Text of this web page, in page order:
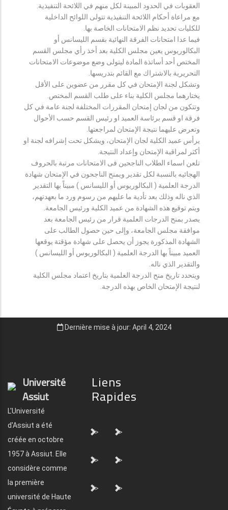
العقوبات في الحدود المبينة لكل منهم في اللائحة التنفيذية.
مع مراعاة أحكام اللائحة التنفيذية تتولى اللوائح الداخلية
للكليات تحديد نظم الامتحانات الخاصة بها.
فيما عدا امتحانات الفرقة النهائية بقسم الليسانس أو
البكالوريوس يعين مجلس الكلية بعد أخذ رأي مجلس القسم
المختص أحد أساتذة المادة ليتولى وضع موضوعات الامتحانات
التحريرية بالاشتراك مع القائم بتدريسها.
وتشكل لجنة الإمتحان في كل مقرر من عضوين على الأقل
يختارهما مجلس الكلية بناء على طلب القسم المختص.
وتتكون من لجان إمتحان المقررات المختلفة لجنة عامة في كل
فرقة او قسم برئاسة العميد او رئيس القسم حسب الأحوال
وتعرض عليهما نتيجة الإمتحان لمراجعتها.
يرأس عميد الكلية لجان الإمتحان، ويشكل تحت إشرافه لجنة او
أكثر لمراقبة الإمتحان وإعداد النتيجة.
تلعن اسماء الطلاب الناجحين فى الامتحانات مرتبة بالحروف
الهجائيه بالنسبة لكل تقدير ويمنح الناجحون في الإمتحان شهادة
الدرجة العلمية ( البكالوريوس أو الليسانس ) مبيناً بها التقدير
الذي ناله وذلك بعد تأدية ما عليهم من رسوم ورد ما بعهدتهم،
ويتم توقيع هذه الشهادة من عميد الكلية ورئيس الجامعة.
يصدر بمنح الدرجات العلمية قرار من رئيس الجامعة بعد
موافقة مجلس الجامعة، وإلى حين حصول الطالب على
الشهادة المذكورة يجوز أن يحصل على شهادة مؤقتة يوقعها
العميد مبيناً بها الدرجة العلمية ( البكالوريوس أو الليسانس )
والتقدير الذي ناله.
ويتحدد تاريخ منح الدرجة العلمية بتاريخ اعتماد مجلس الكلية
لنتيجة الإمتحان الخاص بهذه الدرجة.
Dernière mise à jour: April 4, 2024
Université
Assiut
L'Université
d'Assiut a été
créée en octobre
1957 à Assiut. Elle
considère comme
la première
université de Haute
Liens
Rapides
"> ">
"> ">
"> ">